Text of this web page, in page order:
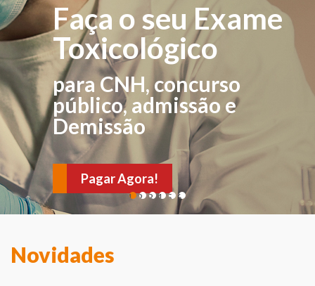
Faça o seu Exame
Toxicológico
para CNH, concurso
público, admissão e
Demissão
Pagar Agora!
O IRM agora tem
PROFISSIONAL
DE EDUCAÇÃO
FÍSICA
Para avaliações e
verificações de sintomas
e sinais sugestivos de
várias doenças. Agende
1 2 3 4 5 6
Novidades